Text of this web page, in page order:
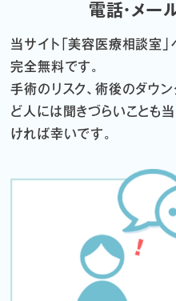
電話・メー
当サイト「美容医療相談室
完全無料です。
手術のリスク、術後のダウ
ど 人には聞きづらいことも
ければ幸いです。